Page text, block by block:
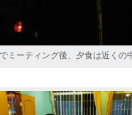
ミーティング後、夕食は近くの